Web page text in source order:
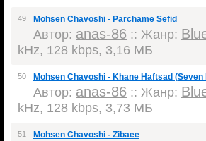
49 Mohsen Chavoshi - Parchame Sefid
Автор: anas-86 :: Жанр:
kHz, 128 kbps, 3,16 МБ
50 Mohsen Chavoshi - Khane Haftsad (Seven
Автор: anas-86 :: Жанр:
kHz, 128 kbps, 3,73 МБ
51 Mohsen Chavoshi - Zibaee